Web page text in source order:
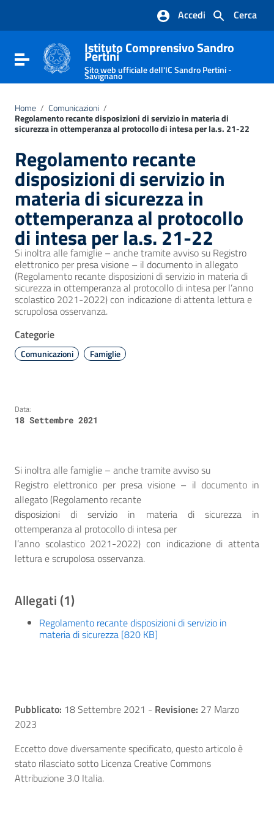
Vai al footer
Cerca
Accedi
Attiva / disattiva la navigazione
Istituto Comprensivo Sandro
Pertini
Sito web ufficiale dell'IC Sandro Pertini -
Savignano
Home / Comunicazioni /
Regolamento recante disposizioni di servizio in materia di
sicurezza in ottemperanza al protocollo di intesa per la.s. 21-22
Regolamento recante
disposizioni di servizio in
materia di sicurezza in
ottemperanza al protocollo
di intesa per la.s. 21-22
Si inoltra alle famiglie – anche tramite avviso su Registro
elettronico per presa visione – il documento in allegato
(Regolamento recante disposizioni di servizio in materia di
sicurezza in ottemperanza al protocollo di intesa per l’anno
scolastico 2021-2022) con indicazione di attenta lettura e
scrupolosa osservanza.
Categorie
Comunicazioni Famiglie
Data:
18 Settembre 2021
Si inoltra alle famiglie – anche tramite avviso su
Registro elettronico per presa visione – il documento in
allegato (Regolamento recante
disposizioni di servizio in materia di sicurezza in
ottemperanza al protocollo di intesa per
l’anno scolastico 2021-2022) con indicazione di attenta
lettura e scrupolosa osservanza.
Allegati (1)
Regolamento recante disposizioni di servizio in
materia di sicurezza [820 KB]
Pubblicato: 18 Settembre 2021 - Revisione: 27 Marzo
2023
Eccetto dove diversamente specificato, questo articolo è
stato rilasciato sotto Licenza Creative Commons
Attribuzione 3.0 Italia.